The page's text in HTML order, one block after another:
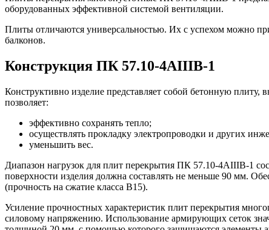
оборудованных эффективной системой вентиляции.
Плиты отличаются универсальностью. Их с успехом можно
балконов.
Конструкция ПК 57.10-4АIIIВ-1
Конструктивно изделие представляет собой бетонную
позволяет:
эффективно сохранять тепло;
осуществлять прокладку электропроводки и других
уменьшить вес.
Диапазон нагрузок для плит перекрытия ПК 57.10-4АIIIВ-1
поверхности изделия должна составлять не меньше 90 мм.
(прочность на сжатие класса В15).
Усиление прочностных характеристик плит перекрытия
силовому напряжению. Использование армирующих сеток